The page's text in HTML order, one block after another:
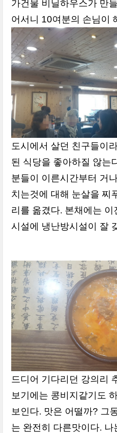
가건물 비닐하우스가 만
어서니 10여분의 손님이
도시에서 살던 친구들이
된 식당을 좋아하질 않는
분들이 이른시간부터 거
치는것에 대해 눈살을 찌
리를 옮겼다. 본채에는 이
시설에 냉난방시설이 잘
드디어 기다리던 강의리
보기에는 콩비지같기도
보인다. 맛은 어떨까? 그
는 완전히 다른맛이다. 나